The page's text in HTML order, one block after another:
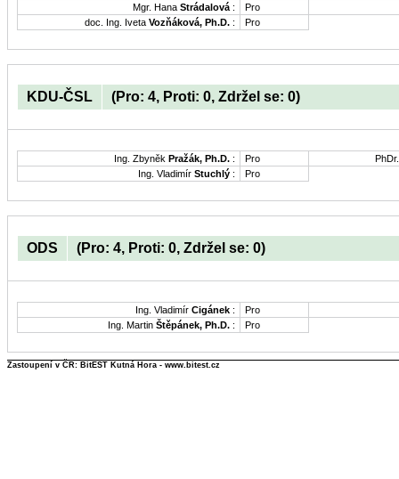
Mgr. Hana Strádalová :
Pro
doc. Ing. Iveta Vozňáková, Ph.D. : Pro
KDU-ČSL (Pro: 4, Proti: 0, Zdržel se: 0)
Ing. Zbyněk Pražák, Ph.D. : Pro
Ing. Vladimír Stuchlý : Pro
ODS (Pro: 4, Proti: 0, Zdržel se: 0)
Ing. Vladimír Cigánek :
Pro
Ing. Martin Štěpánek, Ph.D. : Pro
Zastoupení v ČR: BitEST Kutná Hora - www.bitest.cz